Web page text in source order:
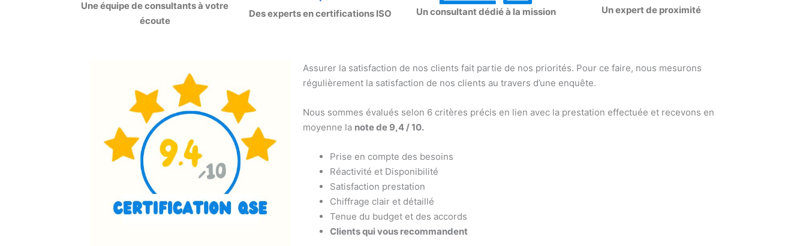
Une équipe de consultants à votre
écoute
Des experts en certifications ISO Un consultant dédié à la mission Un expert de proximité
Assurer la satisfaction de nos clients fait partie de nos priorités. Pour ce faire, nous mesurons
régulièrement la satisfaction de nos clients au travers d’une enquête.
Nous sommes évalués selon 6 critères précis en lien avec la prestation effectuée et recevons en
moyenne la note de 9,4 / 10.
Prise en compte des besoins
Réactivité et Disponibilité
Satisfaction prestation
Chiffrage clair et détaillé
Tenue du budget et des accords
Clients qui vous recommandent